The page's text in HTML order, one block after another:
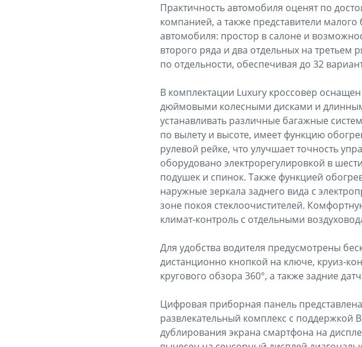
Практичность автомобиля оценят по
компанией, а также представители
автомобиля: простор в салоне и
второго ряда и два отдельных на третьем
по отдельности, обеспечивая до 32
В комплектации Luxury кроссовер
дюймовыми колесными дисками и
устанавливать различные багажные
по вылету и высоте, имеет функцию
рулевой рейке, что улучшает точность
оборудовано электрорегулировкой в
подушек и спинок. Также функцией
наружные зеркала заднего вида с
зоне покоя стеклоочистителей.
климат-контроль с отдельными
Для удобства водителя предусмотрены
дистанционно кнопкой на ключе, круиз-
кругового обзора 360°, а также задние
Цифровая приборная панель
развлекательный комплекс с поддержкой
дублирования экрана смартфона на